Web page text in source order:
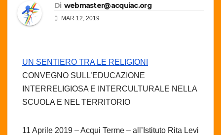
Di webmaster@acquiac.org
MAR 12, 2019
UN SENTIERO TRA LE RELIGIONI
CONVEGNO SULL’EDUCAZIONE
INTERRELIGIOSA E INTERCULTURALE NELLA
SCUOLA E NEL TERRITORIO
11 Aprile 2019 – Acqui Terme – all’Istituto Rita Levi